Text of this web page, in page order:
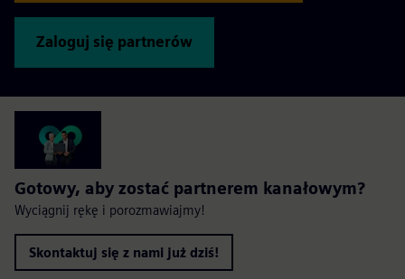
Zaloguj się partnerów
Gotowy, aby zostać partnerem kanałowym?
Wyciągnij rękę i porozmawiajmy!
Skontaktuj się z nami już dziś!